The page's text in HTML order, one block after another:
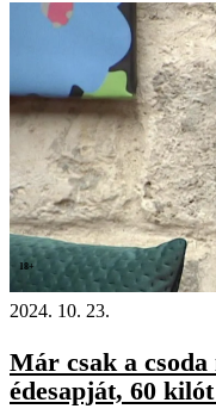
18+
2024. 10. 23.
Már csak a
édesapját, 60